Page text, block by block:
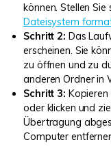
können. Stellen Sie
Dateisystem
Schritt 2: Das
erscheinen. Sie
zu öffnen und zu
anderen Ordner in
Schritt 3: Kopieren
oder klicken und
Übertragung
Computer